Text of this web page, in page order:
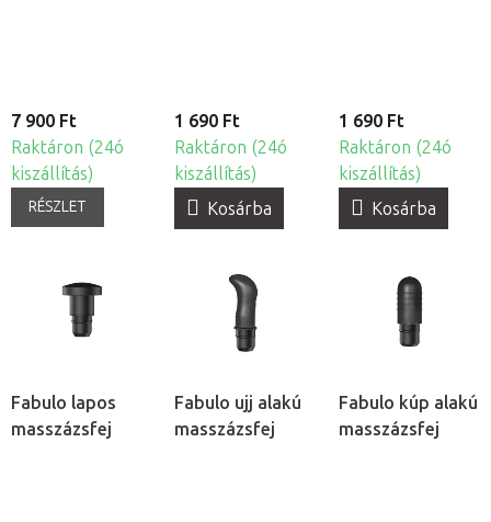
7 900 Ft
Raktáron (24ó
kiszállítás)
RÉSZLET
1 690 Ft
Raktáron (24ó
kiszállítás)
Kosárba
1 690 Ft
Raktáron (24ó
kiszállítás)
Kosárba
Fabulo lapos
masszázsfej
Fabulo ujj alakú
masszázsfej
Fabulo kúp alakú
masszázsfej